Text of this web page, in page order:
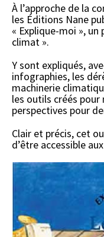
À l’approche de la
les Éditions Nane
« Explique-moi »,
climat ».
Y sont expliqués,
infographies, les
machinerie
les outils créés
perspectives pour
Clair et précis, cet
d’être accessible